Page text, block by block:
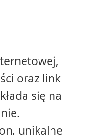
oraz link
się na
unikalne